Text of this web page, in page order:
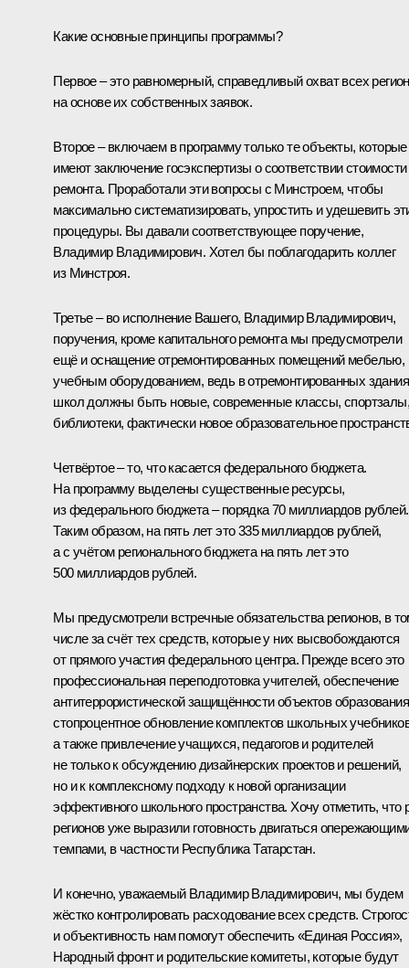
Какие основные принципы программы?
Первое – это равномерный, справедливый охват всех
на основе их собственных заявок.
Второе – включаем в программу только те объекты, которые
имеют заключение госэкспертизы о соответствии стоимости
ремонта. Проработали эти вопросы с Минстроем, чтобы
максимально систематизировать, упростить и удешевить
процедуры. Вы давали соответствующее поручение,
Владимир Владимирович. Хотел бы поблагодарить коллег
из Минстроя.
Третье – во исполнение Вашего, Владимир Владимирович,
поручения, кроме капитального ремонта мы предусмотрели
ещё и оснащение отремонтированных помещений мебелью,
учебным оборудованием, ведь в отремонтированных
школ должны быть новые, современные классы, спортзалы,
библиотеки, фактически новое образовательное
Четвёртое – то, что касается федерального бюджета.
На программу выделены существенные ресурсы,
из федерального бюджета – порядка 70 миллиардов рублей.
Таким образом, на пять лет это 335 миллиардов рублей,
а с учётом регионального бюджета на пять лет это
500 миллиардов рублей.
Мы предусмотрели встречные обязательства регионов, в
числе за счёт тех средств, которые у них высвобождаются
от прямого участия федерального центра. Прежде всего это
профессиональная переподготовка учителей, обеспечение
антитеррористической защищённости объектов
стопроцентное обновление комплектов школьных
а также привлечение учащихся, педагогов и родителей
не только к обсуждению дизайнерских проектов и решений,
но и к комплексному подходу к новой организации
эффективного школьного пространства. Хочу отметить, что
регионов уже выразили готовность двигаться
темпами, в частности Республика Татарстан.
И конечно, уважаемый Владимир Владимирович, мы будем
жёстко контролировать расходование всех средств.
и объективность нам помогут обеспечить «Единая Россия»,
Народный фронт и родительские комитеты, которые будут